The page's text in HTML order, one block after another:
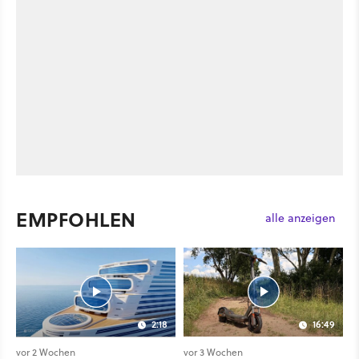
EMPFOHLEN alle anzeigen
2:18
vor 2 Wochen
16:49
vor 3 Wochen